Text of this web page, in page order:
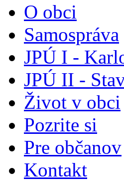
O obci
Samospráva
JPÚ I -
JPÚ II -
Život v obci
Pozrite si
Pre občanov
Kontakt